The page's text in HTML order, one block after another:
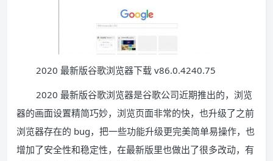
2020 最新版谷歌浏览器下载 v86.0.4240.75
2020 最新版谷歌浏览器是谷歌公司近期推出的，浏览
器的画面设置精简巧妙，浏览页面非常的快，也升级了之前
浏览器存在的 bug，把一些功能升级更完美简单易操作，也
增加了安全性和稳定性，在最新版里也做出了很多改动，有